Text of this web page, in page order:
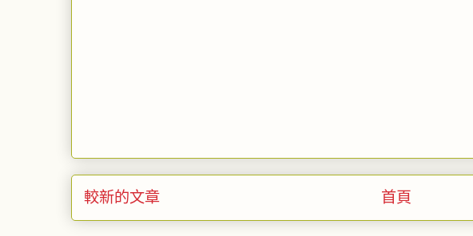
較新的文章 首頁